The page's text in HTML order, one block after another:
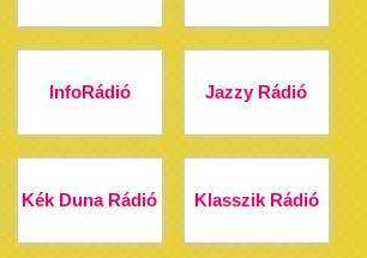
InfoRádió Jazzy Rádió
Kék Duna Rádió Klasszik Rádió